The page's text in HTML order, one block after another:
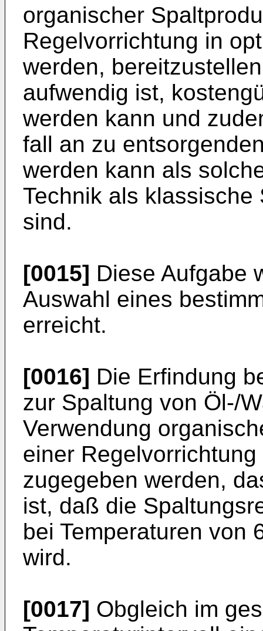
organischer
Regelvor­richtung in
werden,
aufwendig ist,
werden kann und
fall an zu
werden kann als
Technik als
sind.
[0015] Diese Aufgabe
Auswahl eines
erreicht.
[0016] Die Erfindung
zur Spaltung von Öl-/
Verwendung
einer
zugegeben werden,
ist, daß die
bei Temperaturen von
wird.
[0017] Obgleich im